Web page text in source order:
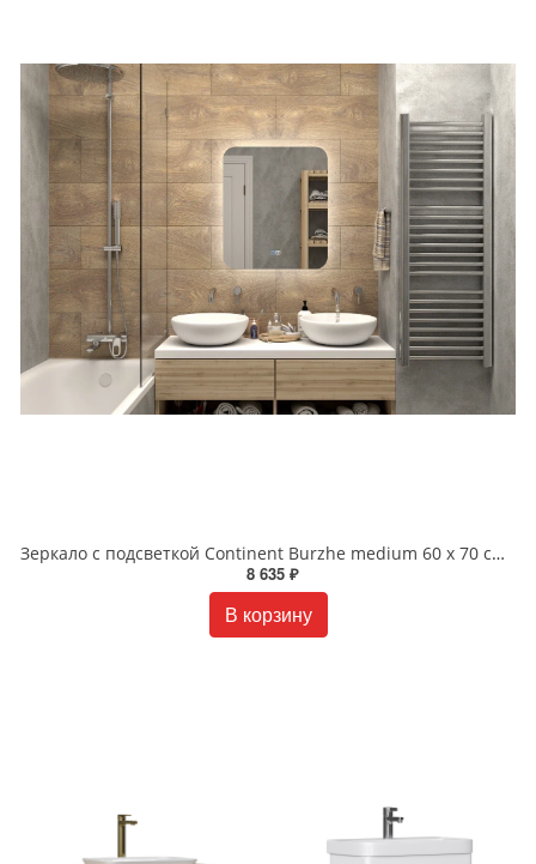
Зеркало с подсветкой Continent Burzhe medium 60 x 70 см ЗЛП2288
8 635 ₽
В корзину